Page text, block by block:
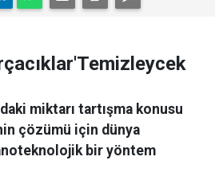
miktarı tartışma konusu
çözümü için dünya
bir yöntem